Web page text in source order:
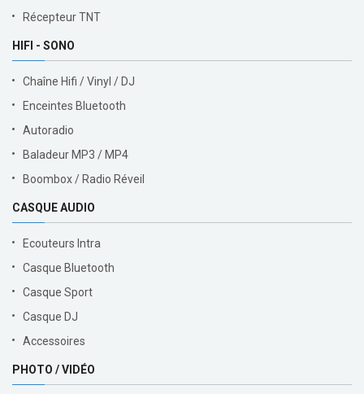
Récepteur TNT
HIFI - SONO
Chaîne Hifi / Vinyl / DJ
Enceintes Bluetooth
Autoradio
Baladeur MP3 / MP4
Boombox / Radio Réveil
CASQUE AUDIO
Ecouteurs Intra
Casque Bluetooth
Casque Sport
Casque DJ
Accessoires
PHOTO / VIDÉO